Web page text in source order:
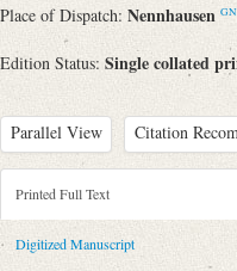
Place of Dispatch: Nennhausen
Edition Status: Single collated
Parallel View Citation
Metadata Concerning
Sender: Caroline de La
Recipient: August Wilhelm
Printed Full Text
Digitized Manuscript